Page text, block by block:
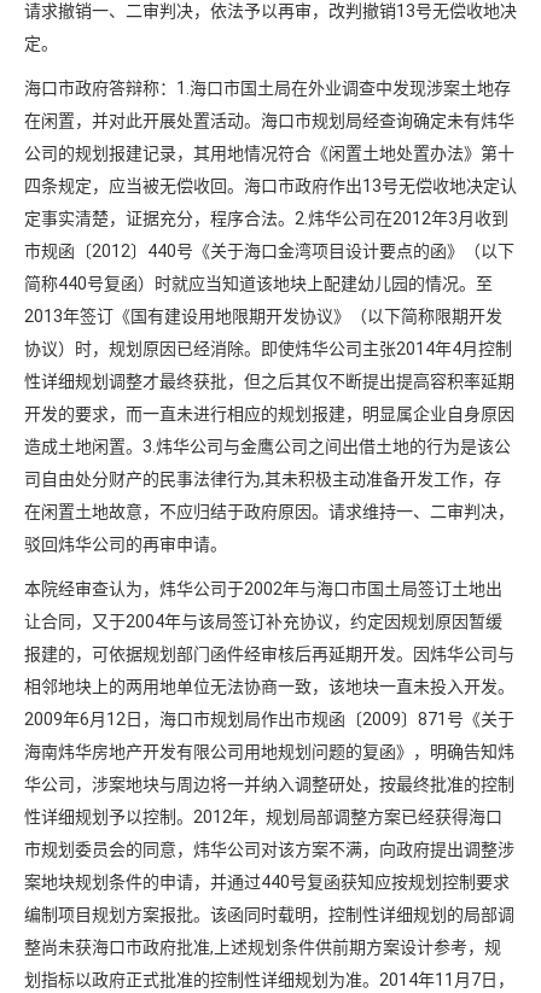
请求撤销一、二审判决，依法予以再审，改判撤销13号无偿收地决
定。
海口市政府答辩称：1.海口市国土局在外业调查中发现涉案土地存
在闲置，并对此开展处置活动。海口市规划局经查询确定未有炜华
公司的规划报建记录，其用地情况符合《闲置土地处置办法》第十
四条规定，应当被无偿收回。海口市政府作出13号无偿收地决定认
定事实清楚，证据充分，程序合法。2.炜华公司在2012年3月收到
市规函〔2012〕440号《关于海口金湾项目设计要点的函》（以下
简称440号复函）时就应当知道该地块上配建幼儿园的情况。至
2013年签订《国有建设用地限期开发协议》（以下简称限期开发
协议）时，规划原因已经消除。即使炜华公司主张2014年4月控制
性详细规划调整才最终获批，但之后其仅不断提出提高容积率延期
开发的要求，而一直未进行相应的规划报建，明显属企业自身原因
造成土地闲置。3.炜华公司与金鹰公司之间出借土地的行为是该公
司自由处分财产的民事法律行为,其未积极主动准备开发工作，存
在闲置土地故意，不应归结于政府原因。请求维持一、二审判决，
驳回炜华公司的再审申请。
本院经审查认为，炜华公司于2002年与海口市国土局签订土地出
让合同，又于2004年与该局签订补充协议，约定因规划原因暂缓
报建的，可依据规划部门函件经审核后再延期开发。因炜华公司与
相邻地块上的两用地单位无法协商一致，该地块一直未投入开发。
2009年6月12日，海口市规划局作出市规函〔2009〕871号《关于
海南炜华房地产开发有限公司用地规划问题的复函》，明确告知炜
华公司，涉案地块与周边将一并纳入调整研处，按最终批准的控制
性详细规划予以控制。2012年，规划局部调整方案已经获得海口
市规划委员会的同意，炜华公司对该方案不满，向政府提出调整涉
案地块规划条件的申请，并通过440号复函获知应按规划控制要求
编制项目规划方案报批。该函同时载明，控制性详细规划的局部调
整尚未获海口市政府批准,上述规划条件供前期方案设计参考，规
划指标以政府正式批准的控制性详细规划为准。2014年11月7日，